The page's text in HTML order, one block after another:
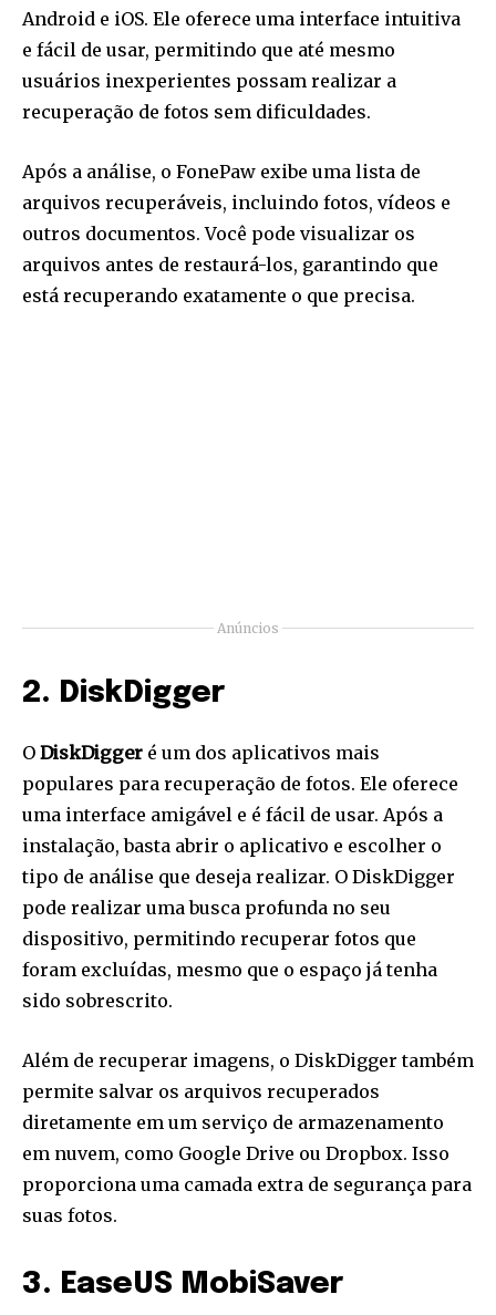
Android e iOS. Ele oferece uma interface intuitiva
e fácil de usar, permitindo que até mesmo
usuários inexperientes possam realizar a
recuperação de fotos sem dificuldades.
Após a análise, o FonePaw exibe uma lista de
arquivos recuperáveis, incluindo fotos, vídeos e
outros documentos. Você pode visualizar os
arquivos antes de restaurá-los, garantindo que
está recuperando exatamente o que precisa.
Anúncios
2. DiskDigger
O DiskDigger é um dos aplicativos mais
populares para recuperação de fotos. Ele oferece
uma interface amigável e é fácil de usar. Após a
instalação, basta abrir o aplicativo e escolher o
tipo de análise que deseja realizar. O DiskDigger
pode realizar uma busca profunda no seu
dispositivo, permitindo recuperar fotos que
foram excluídas, mesmo que o espaço já tenha
sido sobrescrito.
Além de recuperar imagens, o DiskDigger também
permite salvar os arquivos recuperados
diretamente em um serviço de armazenamento
em nuvem, como Google Drive ou Dropbox. Isso
proporciona uma camada extra de segurança para
suas fotos.
3. EaseUS MobiSaver